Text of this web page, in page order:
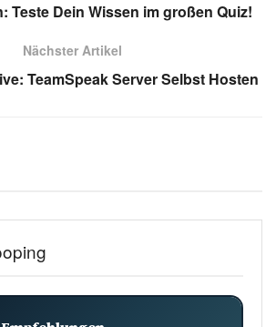
Teste Dein Wissen im großen Quiz!
Nächster Artikel
TeamSpeak Server Selbst Hosten